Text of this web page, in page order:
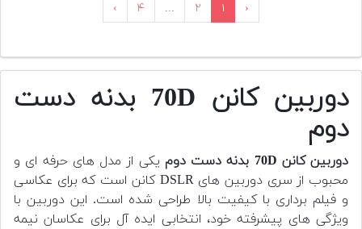
‹ ۱ ۲ ... ۴ ›
دوربین کانن 70D بدنه دست
دوم
دوربین کانن 70D بدنه دست دوم
یکی از مدل های حرفه ای و
محبوب از سری دوربین های DSLR کانن است که برای عکاسی
و فیلم برداری با کیفیت بالا طراحی شده است. این دوربین با
ویژگی های پیشرفته خود، انتخابی ایده آل برای عکاسان نیمه